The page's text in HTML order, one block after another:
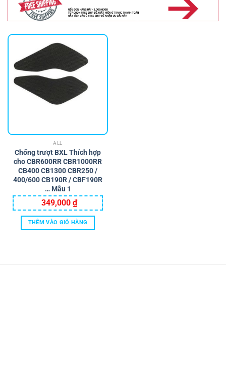
ALL
Chống trượt BXL Thích hợp
cho CBR600RR CBR1000RR
CB400 CB1300 CBR250 /
400/600 CB190R / CBF190R
… Mẫu 1
349,000 ₫
THÊM VÀO GIỎ HÀNG